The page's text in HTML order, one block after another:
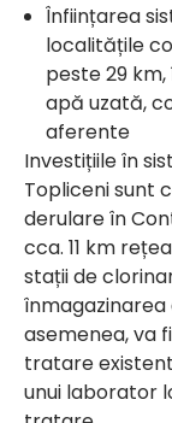
Înființarea
localitățile
peste 29
apă uzată,
aferente
Investițiile în
Topliceni sunt
derulare în
cca. 11 km
stații de
înmagazinarea
asemenea, va
tratare
unui laborator